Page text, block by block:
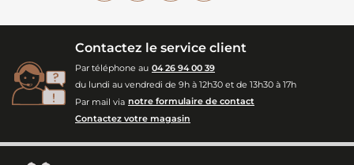
Contactez le service client
Par téléphone au 04 26 94 00 39
du lundi au vendredi de 9h à 12h30 et de 13h30 à 17h
Par mail via notre formulaire de contact
Contactez votre magasin